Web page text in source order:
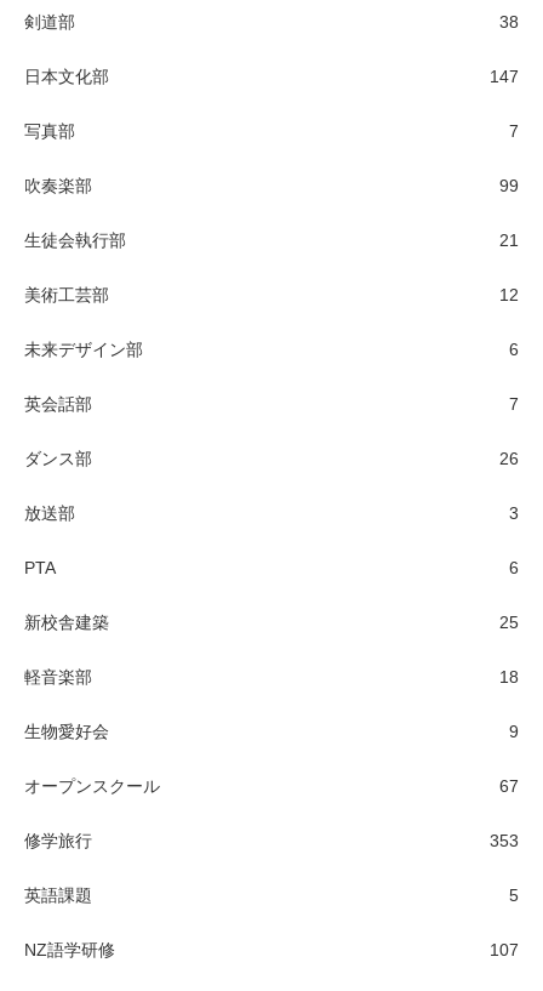
剣道部 38
日本文化部 147
写真部 7
吹奏楽部 99
生徒会執行部 21
美術工芸部 12
未来デザイン部 6
英会話部 7
ダンス部 26
放送部 3
PTA 6
新校舎建築 25
軽音楽部 18
生物愛好会 9
オープンスクール 67
修学旅行 353
英語課題 5
NZ語学研修 107